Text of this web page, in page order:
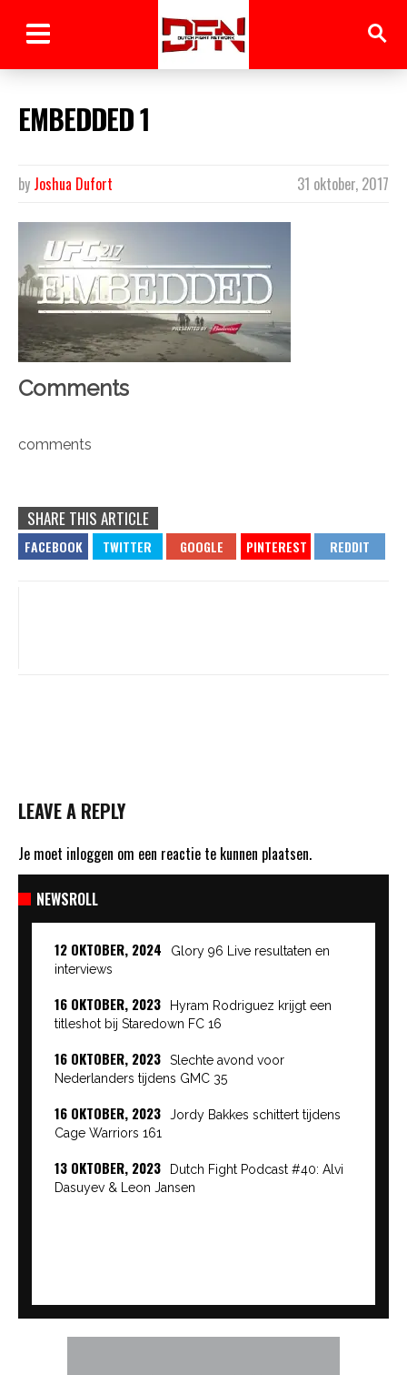
EMBEDDED 1
31 oktober, 2017
by Joshua Dufort
Comments
comments
SHARE THIS ARTICLE
LEAVE A REPLY
Je moet inloggen om een reactie te kunnen plaatsen.
NEWSROLL
12 OKTOBER, 2024
Glory 96 Live resultaten en
interviews
16 OKTOBER, 2023
Hyram Rodriguez krijgt een
titleshot bij Staredown FC 16
16 OKTOBER, 2023
Slechte avond voor
Nederlanders tijdens GMC 35
16 OKTOBER, 2023
Jordy Bakkes schittert tijdens
Cage Warriors 161
13 OKTOBER, 2023
Dutch Fight Podcast #40: Alvi
Dasuyev & Leon Jansen